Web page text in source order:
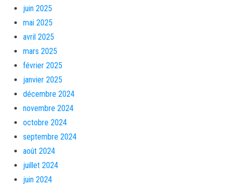
juin 2025
mai 2025
avril 2025
mars 2025
février 2025
janvier 2025
décembre 2024
novembre 2024
octobre 2024
septembre 2024
août 2024
juillet 2024
juin 2024